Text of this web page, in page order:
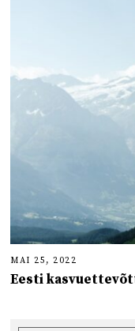
MAI 25, 2022
Eesti